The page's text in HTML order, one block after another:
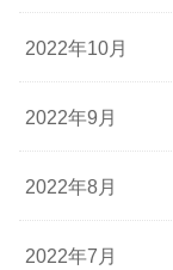
2022年10月
2022年9月
2022年8月
2022年7月